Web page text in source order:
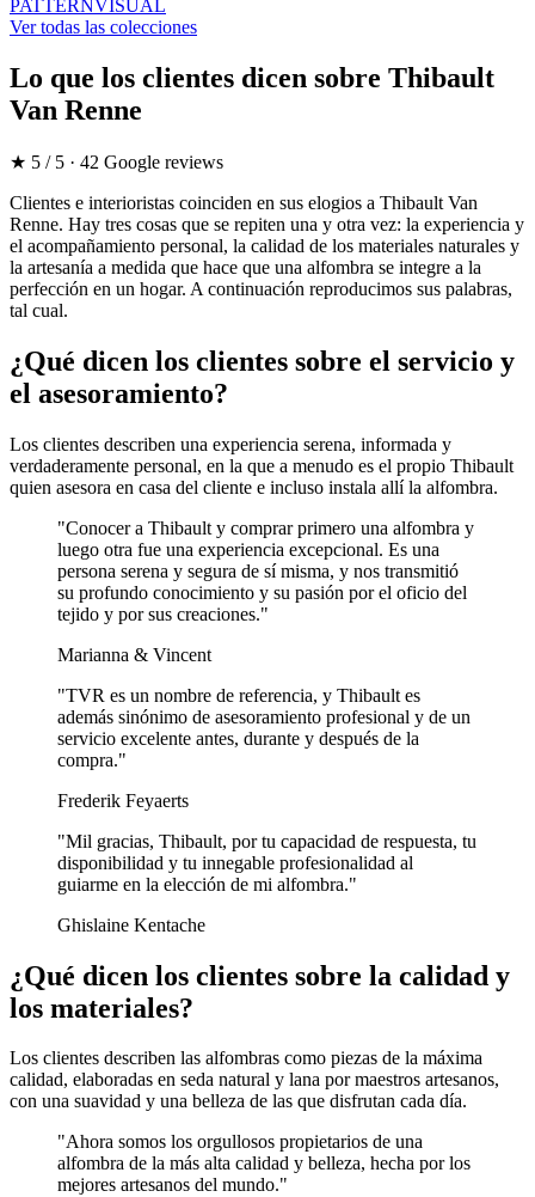
PATTERNVISUAL
Ver todas las colecciones
Lo que los clientes dicen sobre Thibault
Van Renne
★ 5 / 5 · 42 Google reviews
Clientes e interioristas coinciden en sus elogios a Thibault Van
Renne. Hay tres cosas que se repiten una y otra vez: la experiencia y
el acompañamiento personal, la calidad de los materiales naturales y
la artesanía a medida que hace que una alfombra se integre a la
perfección en un hogar. A continuación reproducimos sus palabras,
tal cual.
¿Qué dicen los clientes sobre el servicio y
el asesoramiento?
Los clientes describen una experiencia serena, informada y
verdaderamente personal, en la que a menudo es el propio Thibault
quien asesora en casa del cliente e incluso instala allí la alfombra.
"Conocer a Thibault y comprar primero una alfombra y
luego otra fue una experiencia excepcional. Es una
persona serena y segura de sí misma, y nos transmitió
su profundo conocimiento y su pasión por el oficio del
tejido y por sus creaciones."
Marianna & Vincent
"TVR es un nombre de referencia, y Thibault es
además sinónimo de asesoramiento profesional y de un
servicio excelente antes, durante y después de la
compra."
Frederik Feyaerts
"Mil gracias, Thibault, por tu capacidad de respuesta, tu
disponibilidad y tu innegable profesionalidad al
guiarme en la elección de mi alfombra."
Ghislaine Kentache
¿Qué dicen los clientes sobre la calidad y
los materiales?
Los clientes describen las alfombras como piezas de la máxima
calidad, elaboradas en seda natural y lana por maestros artesanos,
con una suavidad y una belleza de las que disfrutan cada día.
"Ahora somos los orgullosos propietarios de una
alfombra de la más alta calidad y belleza, hecha por los
mejores artesanos del mundo."